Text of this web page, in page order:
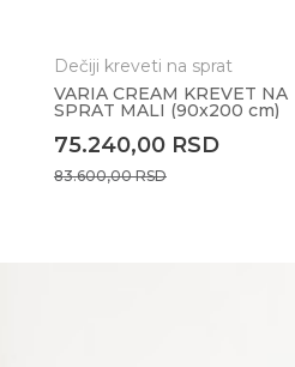
Dečiji kreveti na sprat
VARIA CREAM KREVET NA
SPRAT MALI (90x200 cm)
75.240,00 RSD
83.600,00RSD